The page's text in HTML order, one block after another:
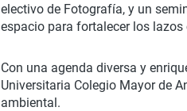
electivo de Fotografía, y un
espacio para fortalecer los
Con una agenda diversa y
Universitaria Colegio Mayor de
ambiental.